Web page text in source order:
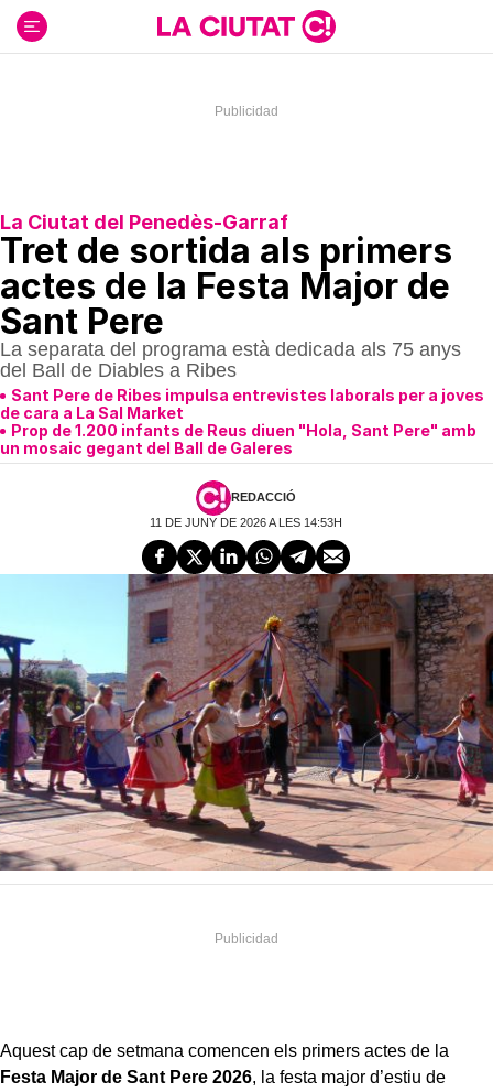
contenido
La Ciutat del Penedès-Garraf
Tret de sortida als primers
actes de la Festa Major de
Sant Pere
La separata del programa està dedicada als 75 anys
del Ball de Diables a Ribes
Sant Pere de Ribes impulsa entrevistes laborals per a joves
de cara a La Sal Market
Prop de 1.200 infants de Reus diuen "Hola, Sant Pere" amb
un mosaic gegant del Ball de Galeres
REDACCIÓ
11 DE JUNY DE 2026 A LES 14:53H
Aquest cap de setmana comencen els primers actes de la
Festa Major de Sant Pere 2026, la festa major d’estiu de